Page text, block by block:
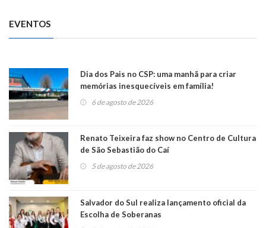
EVENTOS
Dia dos Pais no CSP: uma manhã para criar
memórias inesquecíveis em família!
6 de agosto de 2026
Renato Teixeira faz show no Centro de Cultura
de São Sebastião do Caí
5 de agosto de 2026
Salvador do Sul realiza lançamento oficial da
Escolha de Soberanas